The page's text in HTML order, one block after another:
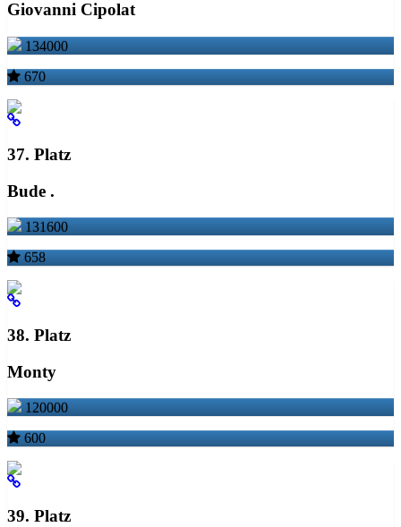
Giovanni Cipolat
134000
670
37. Platz
Bude .
131600
658
38. Platz
Monty
120000
600
39. Platz